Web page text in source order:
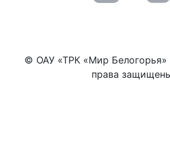
© ОАУ «ТРК «Мир Белогорья»
права